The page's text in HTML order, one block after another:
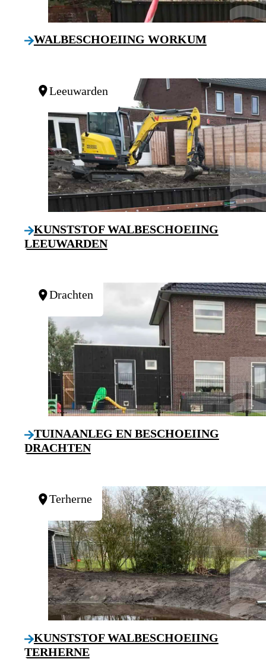
WALBESCHOEIING WORKUM
Leeuwarden
KUNSTSTOF WALBESCHOEIING
LEEUWARDEN
Drachten
TUINAANLEG EN BESCHOEIING
DRACHTEN
Terherne
KUNSTSTOF WALBESCHOEIING
TERHERNE